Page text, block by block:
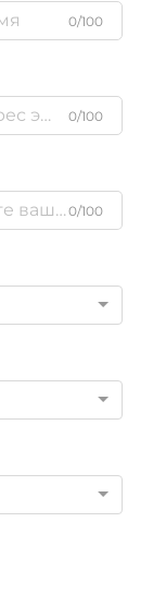
0/100
0/100
0/100